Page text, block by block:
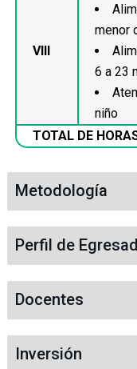
VIII
menor
6 a 23
niño
TOTAL DE
Metodología
Perfil de
Docentes
Inversión